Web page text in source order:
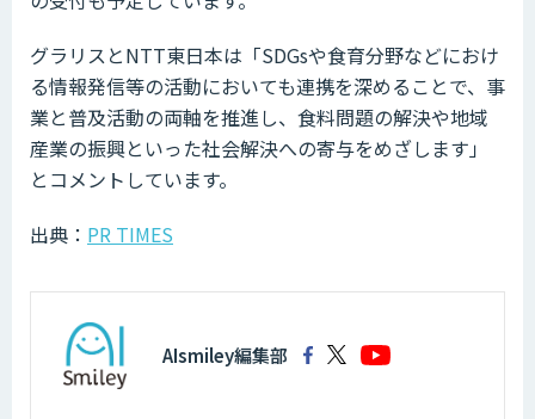
グラリスとNTT東日本は「SDGsや食育分野などにおけ
る情報発信等の活動においても連携を深めることで、事
業と普及活動の両軸を推進し、食料問題の解決や地域
産業の振興といった社会解決への寄与をめざします」
とコメントしています。
出典： PR TIMES
AIsmiley編集部